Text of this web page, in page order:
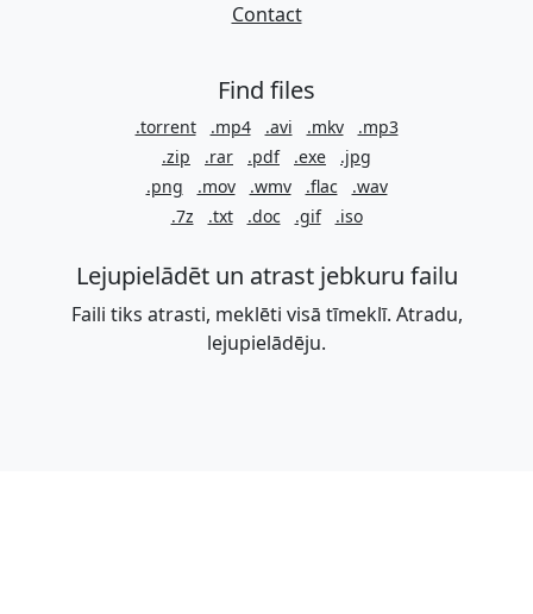
Contact
Find files
.torrent .mp4 .avi .mkv
.mp3
.zip
.rar .pdf .exe
.jpg
.png
.mov .wmv .flac
.wav
.7z
.txt .doc .gif .iso
Lejupielādēt un atrast jebkuru failu
Faili tiks atrasti, meklēti visā tīmeklī. Atradu,
lejupielādēju.